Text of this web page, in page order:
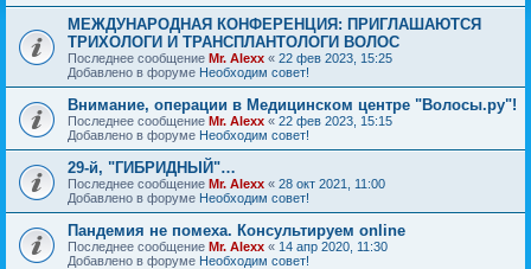
МЕЖДУНАРОДНАЯ КОНФЕРЕНЦИЯ: ПРИГЛАШАЮТСЯ
ТРИХОЛОГИ И ТРАНСПЛАНТОЛОГИ ВОЛОС
Последнее сообщение Mr. Alexx « 22 фев 2023, 15:25
Добавлено в форуме Необходим совет!
Внимание, операции в Медицинском центре "Волосы.ру"!
Последнее сообщение Mr. Alexx « 22 фев 2023, 15:15
Добавлено в форуме Необходим совет!
29-й, "ГИБРИДНЫЙ"…
Последнее сообщение Mr. Alexx « 28 окт 2021, 11:00
Добавлено в форуме Необходим совет!
Пандемия не помеха. Консультируем online
Последнее сообщение Mr. Alexx « 14 апр 2020, 11:30
Добавлено в форуме Необходим совет!